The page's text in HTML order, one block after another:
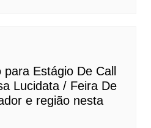
Estágio De Call
Lucidata / Feira De
e região nesta